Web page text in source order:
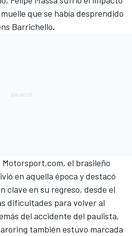
que se había desprendido
Barrichello.
Motorsport.com, el brasileño
en aquella época y destacó
clave en su regreso, desde el
dificultades para volver al
del accidente del paulista,
también estuvo marcada